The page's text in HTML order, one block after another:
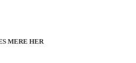
MERE HER